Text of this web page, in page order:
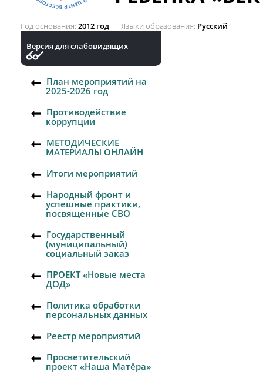
Год основания 2012 год Языки образования Русский
Версия для слабовидящих
План мероприятий на
2025-2026 год
Противодействие
коррупции
МЕТОДИЧЕСКИЕ
МАТЕРИАЛЫ ОНЛАЙН
Итоги мероприятий
Народный фронт и
успешные практики,
посвященные СВО
Государственный
(муниципальный)
социальный заказ
ПРОЕКТ «Новые места
ДОД»
Политика обработки
персональных данных
Реестр мероприятий
Просветительский
проект «Наша Матёра»